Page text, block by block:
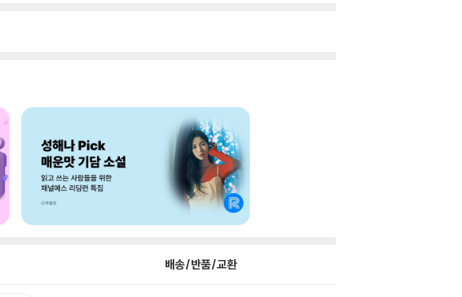
배송/반품/교환